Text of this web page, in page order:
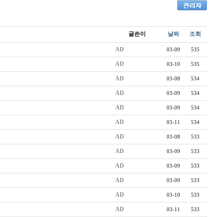
글쓴이 날짜 조회
AD 03-09 535
AD 03-10 535
AD 03-08 534
AD 03-09 534
AD 03-09 534
AD 03-11 534
AD 03-08 533
AD 03-09 533
AD 03-09 533
AD 03-09 533
AD 03-10 533
AD 03-11 533